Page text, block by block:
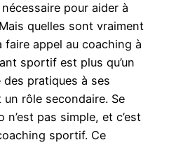
pour aider à
quelles sont vraiment
appel au coaching à
sportif est plus qu’un
des pratiques à ses
rôle secondaire. Se
pas simple, et c’est
sportif. Ce